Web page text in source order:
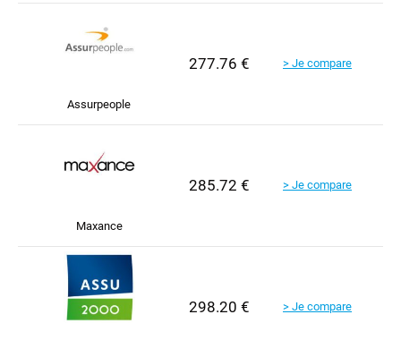
Assurpeople
277.76 € > Je compare
Maxance
285.72 € > Je compare
298.20 € > Je compare